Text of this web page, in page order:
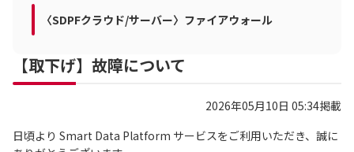
OCNのお客さまはこちら
工事・故障情報通知サー
ビス
オフィシャルサイト
〈SDPFクラウド/サーバー〉ファイアウォール
【取下げ】故障について
2026年05月10日 05:34掲載
日頃より Smart Data Platform サービスをご利用いただき、誠に